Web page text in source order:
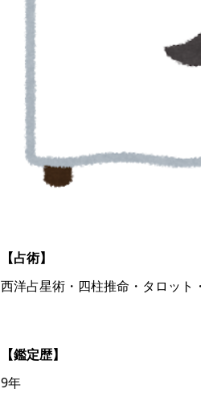
【占術】
西洋占星術・四柱推命・タロット
【鑑定歴】
9年